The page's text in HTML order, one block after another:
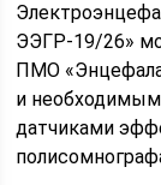
ЭЭГР-19/26»
ПМО
и
датчиками